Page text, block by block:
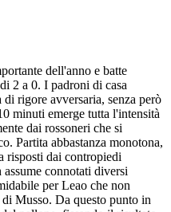
dell'anno e batte
2 a 0. I padroni di casa
rigore avversaria, senza però
minuti emerge tutta l'intensità
dai rossoneri che si
Partita abbastanza monotona,
risposti dai contropiedi
connotati diversi
per Leao che non
Musso. Da questo punto in